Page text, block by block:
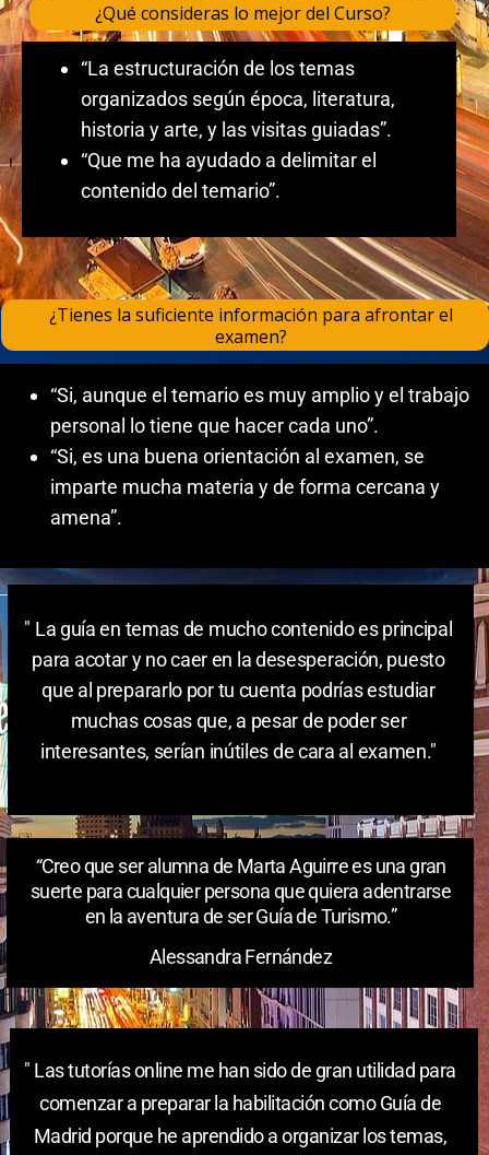
¿Qué consideras lo mejor del Curso?
“La estructuración de los temas
organizados según época, literatura,
historia y arte, y las visitas guiadas”.
“Que me ha ayudado a delimitar el
contenido del temario”.
¿Tienes la suficiente información para afrontar el
examen?
“Si, aunque el temario es muy amplio y el trabajo
personal lo tiene que hacer cada uno”.
“Si, es una buena orientación al examen, se
imparte mucha materia y de forma cercana y
amena”.
" La guía en temas de mucho contenido es principal
para acotar y no caer en la desesperación, puesto
que al prepararlo por tu cuenta podrías estudiar
muchas cosas que, a pesar de poder ser
interesantes, serían inútiles de cara al examen."
“Creo que ser alumna de Marta Aguirre es una gran
suerte para cualquier persona que quiera adentrarse
en la aventura de ser Guía de Turismo.”
Alessandra Fernández
a
l
r
" Las tutorías online me han sido de gran utilidad para
comenzar a preparar la habilitación como Guía de
Madrid porque he aprendido a organizar los temas,